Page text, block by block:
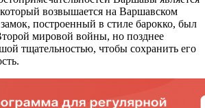
возвышается на Варшавском
построенный в стиле барокко, был
мировой войны, но позднее
тщательностью, чтобы сохранить его